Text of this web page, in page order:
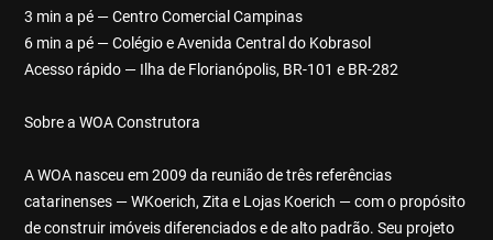
3 min a pé — Centro Comercial Campinas
6 min a pé — Colégio e Avenida Central do Kobrasol
Acesso rápido — Ilha de Florianópolis, BR-101 e BR-282
Sobre a WOA Construtora
A WOA nasceu em 2009 da reunião de três referências
catarinenses — WKoerich, Zita e Lojas Koerich — com o propósito
de construir imóveis diferenciados e de alto padrão. Seu projeto